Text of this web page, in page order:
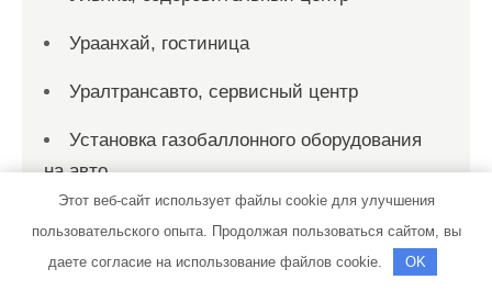
Ураанхай, гостиница
Уралтрансавто, сервисный центр
Установка газобаллонного оборудования
на авто
Этот веб-сайт использует файлы cookie для улучшения
пользовательского опыта. Продолжая пользоваться сайтом, вы
даете согласие на использование файлов cookie.
OK